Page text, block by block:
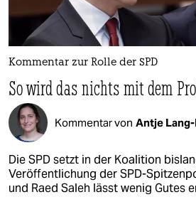
Kommentar zur Rolle der SPD
So wird das nichts mit dem
Kommentar von Antje
Die SPD setzt in der Koalition
Veröffentlichung der SPD-
und Raed Saleh lässt wenig Gutes